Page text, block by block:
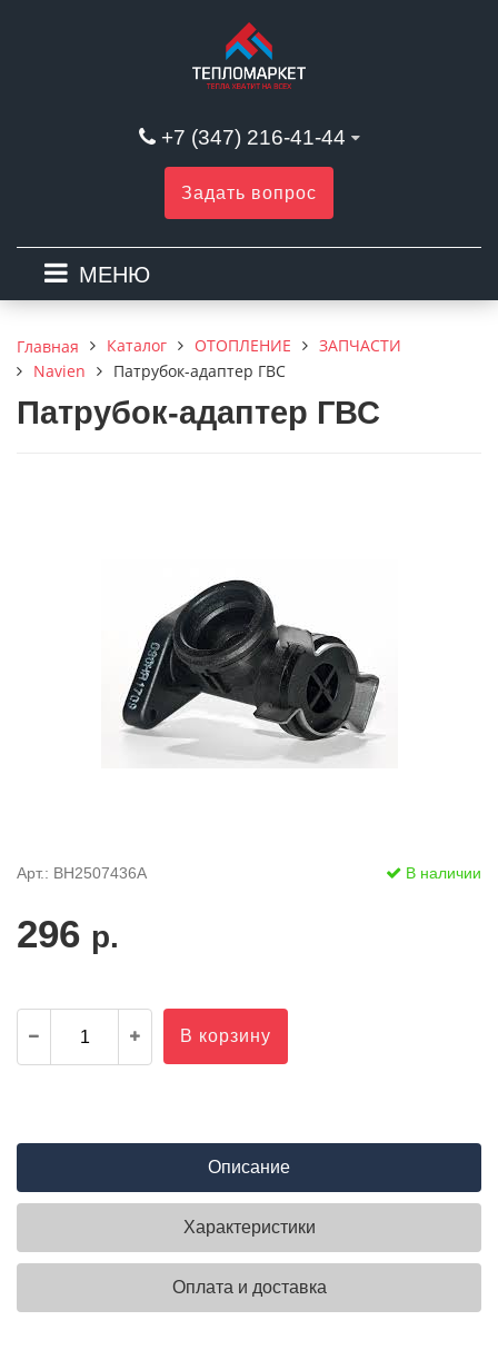
+7 (347) 216-41-44
Задать вопрос
МЕНЮ
Главная Каталог ОТОПЛЕНИЕ
ЗАПЧАСТИ
Navien
Патрубок-адаптер ГВС
Патрубок-адаптер ГВС
Арт.: BH2507436A В наличии
296 р.
В корзину
Описание
Характеристики
Оплата и доставка